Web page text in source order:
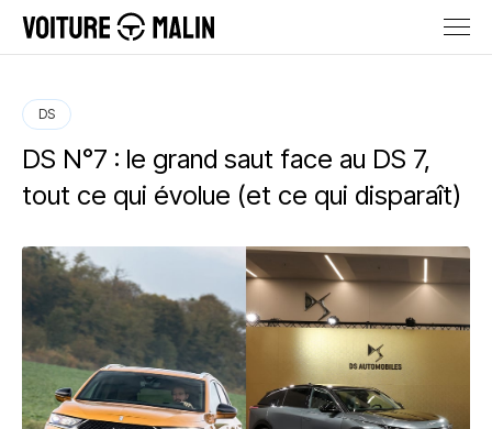
DS
DS N°7 : le grand saut face au DS 7,
tout ce qui évolue (et ce qui disparaît)